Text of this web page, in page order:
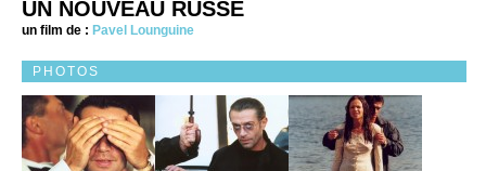
UN NOUVEAU RUSSE
un film de : Pavel Lounguine
PHOTOS